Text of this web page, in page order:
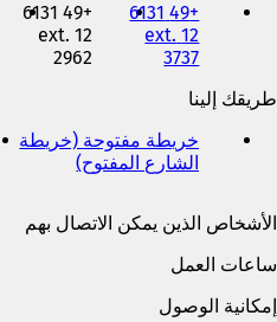
والفاكس
+49 6131
12 ext.
3737
+49 6131
12 ext.
2962
طريقك إلينا
خريطة مفتوحة (خريطة
الشارع المفتوح)(
ت
الأشخاص الذين يمكن الاتصال بهم
ساعات العمل
إمكانية الوصول